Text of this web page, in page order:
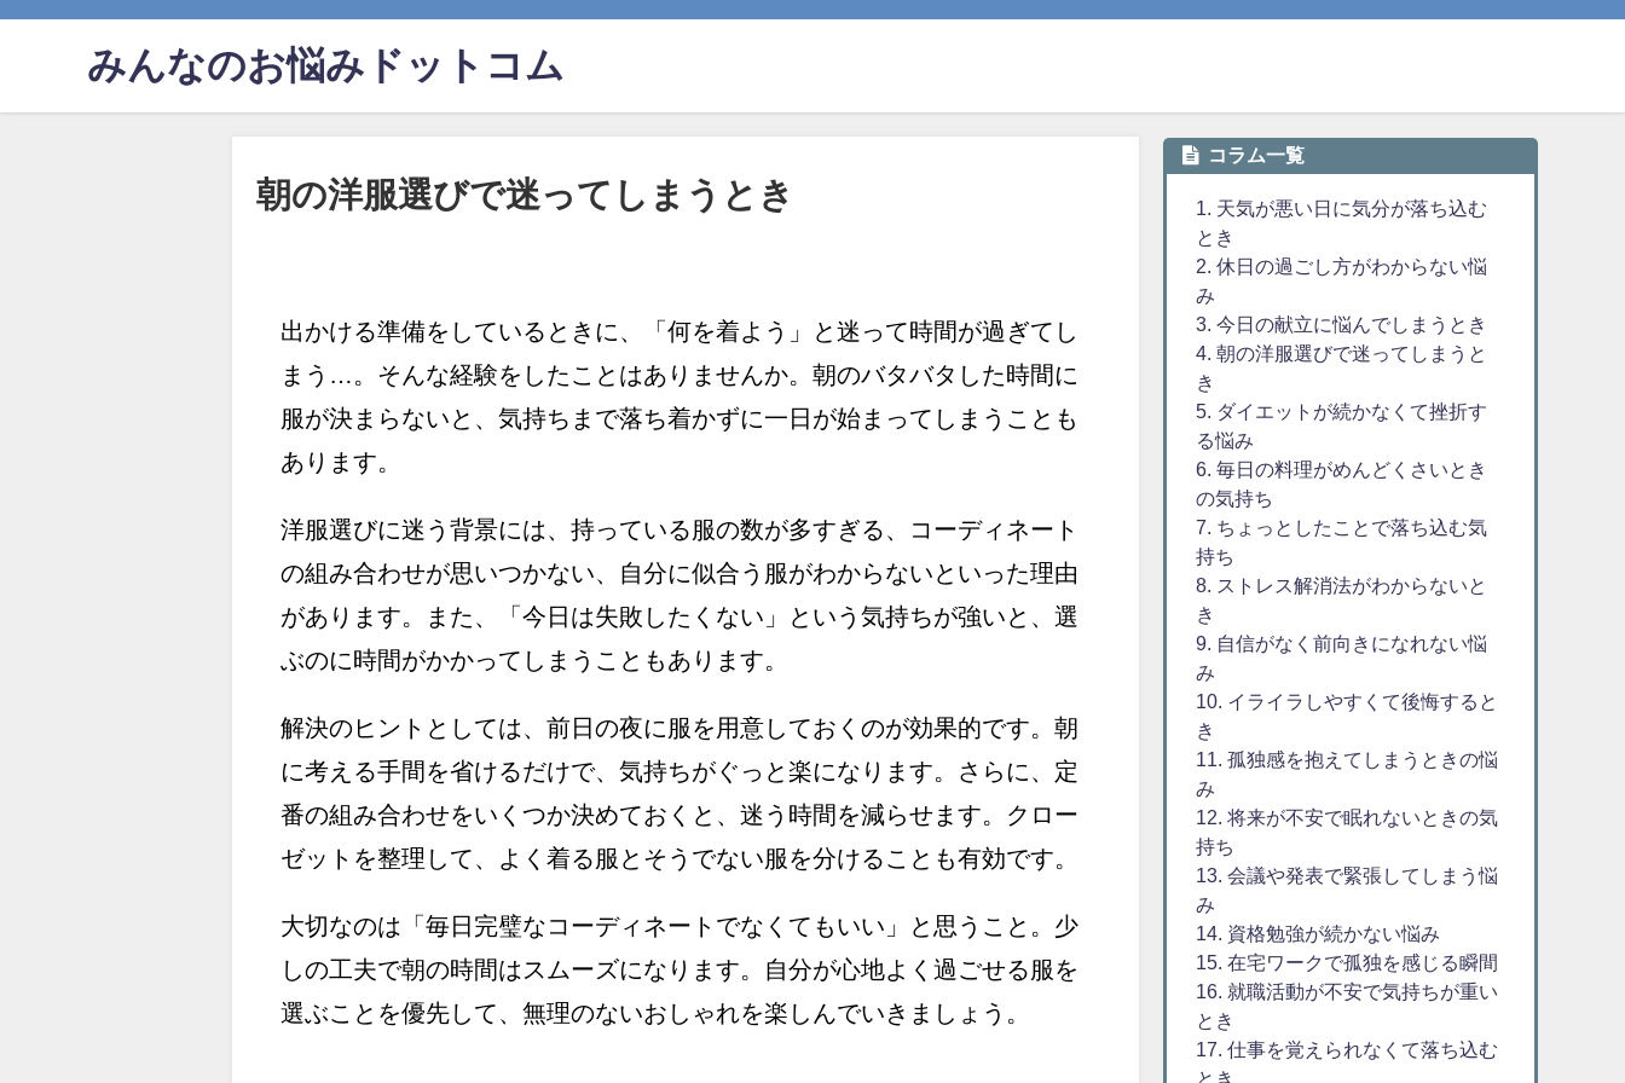
みんなのお悩みドットコム
朝の洋服選びで迷ってしまうとき
出かける準備をしているときに、「何を着よう」と迷って時間が過ぎてし
まう…。そんな経験をしたことはありませんか。朝のバタバタした時間に
服が決まらないと、気持ちまで落ち着かずに一日が始まってしまうことも
あります。
洋服選びに迷う背景には、持っている服の数が多すぎる、コーディネート
の組み合わせが思いつかない、自分に似合う服がわからないといった理由
があります。また、「今日は失敗したくない」という気持ちが強いと、選
ぶのに時間がかかってしまうこともあります。
解決のヒントとしては、前日の夜に服を用意しておくのが効果的です。朝
に考える手間を省けるだけで、気持ちがぐっと楽になります。さらに、定
番の組み合わせをいくつか決めておくと、迷う時間を減らせます。クロー
ゼットを整理して、よく着る服とそうでない服を分けることも有効です。
大切なのは「毎日完璧なコーディネートでなくてもいい」と思うこと。少
しの工夫で朝の時間はスムーズになります。自分が心地よく過ごせる服を
選ぶことを優先して、無理のないおしゃれを楽しんでいきましょう。
コラム一覧
1. 天気が悪い日に気分が落ち込む
とき
2. 休日の過ごし方がわからない悩
み
3. 今日の献立に悩んでしまうとき
4. 朝の洋服選びで迷ってしまうと
き
5. ダイエットが続かなくて挫折す
る悩み
6. 毎日の料理がめんどくさいとき
の気持ち
7. ちょっとしたことで落ち込む気
持ち
8. ストレス解消法がわからないと
き
9. 自信がなく前向きになれない悩
み
10. イライラしやすくて後悔すると
き
11. 孤独感を抱えてしまうときの悩
み
12. 将来が不安で眠れないときの気
持ち
13. 会議や発表で緊張してしまう悩
み
14. 資格勉強が続かない悩み
15. 在宅ワークで孤独を感じる瞬間
16. 就職活動が不安で気持ちが重い
とき
17. 仕事を覚えられなくて落ち込む
とき